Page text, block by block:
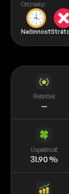
Odznaky:
Nečinnosť
Rebríček
—
Úspešnosť
31.90 %